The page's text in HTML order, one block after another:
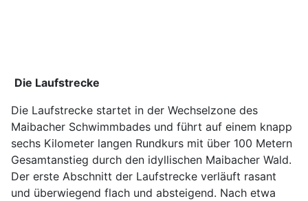
Die Laufstrecke
Die Laufstrecke startet in der Wechselzone des
Maibacher Schwimmbades und führt auf einem knapp
sechs Kilometer langen Rundkurs mit über 100 Metern
Gesamtanstieg durch den idyllischen Maibacher Wald.
Der erste Abschnitt der Laufstrecke verläuft rasant
und überwiegend flach und absteigend. Nach etwa